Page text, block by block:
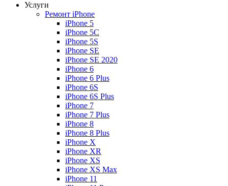
Услуги
Ремонт iPhone
iPhone 5
iPhone 5C
iPhone 5S
iPhone SE
iPhone SE 2020
iPhone 6
iPhone 6 Plus
iPhone 6S
iPhone 6S Plus
iPhone 7
iPhone 7 Plus
iPhone 8
iPhone 8 Plus
iPhone X
iPhone XR
iPhone XS
iPhone XS Max
iPhone 11